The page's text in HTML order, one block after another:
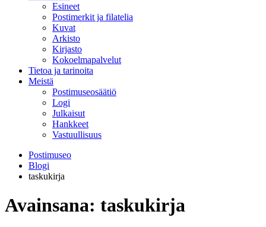
Esineet
Postimerkit ja filatelia
Kuvat
Arkisto
Kirjasto
Kokoelmapalvelut
Tietoa ja tarinoita
Meistä
Postimuseosäätiö
Logi
Julkaisut
Hankkeet
Vastuullisuus
Postimuseo
Blogi
taskukirja
Avainsana: taskukirja